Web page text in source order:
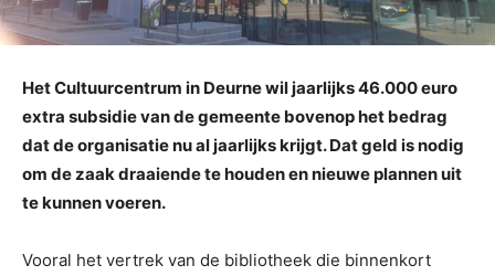
Het Cultuurcentrum in Deurne wil jaarlijks 46.000 euro
extra subsidie van de gemeente bovenop het bedrag
dat de organisatie nu al jaarlijks krijgt. Dat geld is nodig
om de zaak draaiende te houden en nieuwe plannen uit
te kunnen voeren.
Vooral het vertrek van de bibliotheek die binnenkort